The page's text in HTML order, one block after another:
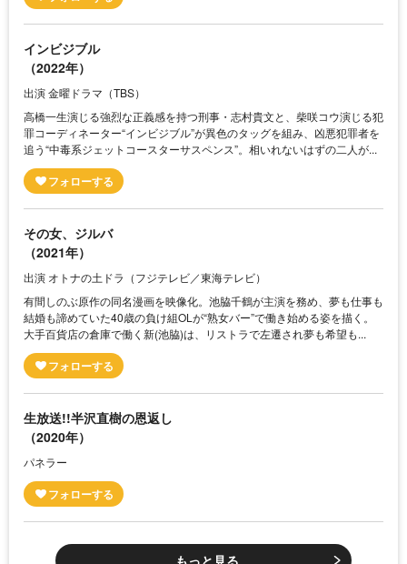
インビジブル
（2022年）
出演 金曜ドラマ（TBS）
高橋一生演じる強烈な正義感を持つ刑事・志村貴文と、柴咲コウ演じる犯
罪コーディネーター“インビジブル”が異色のタッグを組み、凶悪犯罪者を
追う“中毒系ジェットコースターサスペンス”。相いれないはずの二人が...
その女、ジルバ
（2021年）
出演 オトナの土ドラ（フジテレビ／東海テレビ）
有間しのぶ原作の同名漫画を映像化。池脇千鶴が主演を務め、夢も仕事も
結婚も諦めていた40歳の負け組OLが“熟女バー”で働き始める姿を描く。
大手百貨店の倉庫で働く新(池脇)は、リストラで左遷され夢も希望も...
生放送!!半沢直樹の恩返し
（2020年）
パネラー